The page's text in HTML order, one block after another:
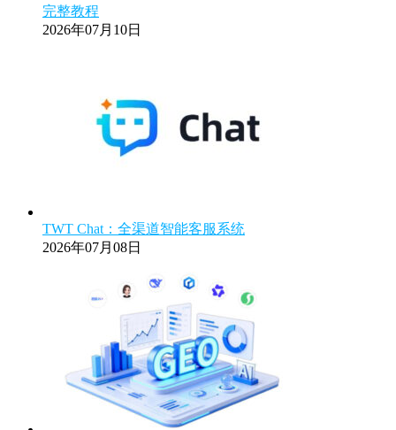
完整教程
2026年07月10日
TWT Chat：全渠道智能客服系统
2026年07月08日